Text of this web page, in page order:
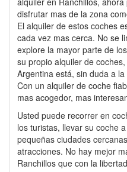
disfrutar mas de la zona
El alquiler de estos coches
cada vez mas cerca. No se
explore la mayor parte de
su propio alquiler de
Argentina está, sin duda a
Con un alquiler de coche
mas acogedor, mas
Usted puede recorrer en
los turistas, llevar su coche
pequeñas ciudades
atracciones. No hay mejor
Ranchillos que con la